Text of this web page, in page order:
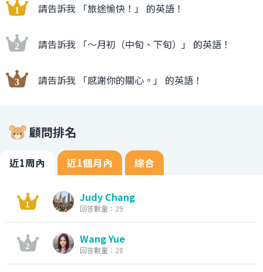
請告訴我 「旅途愉快！」 的英語！
請告訴我 「〜月初（中旬、下旬）」 的英語！
請告訴我 「感謝你的關心。」 的英語！
顧問排名
近1周內 近1個月內 綜合
Judy Chang
回答數量：29
Wang Yue
回答數量：28